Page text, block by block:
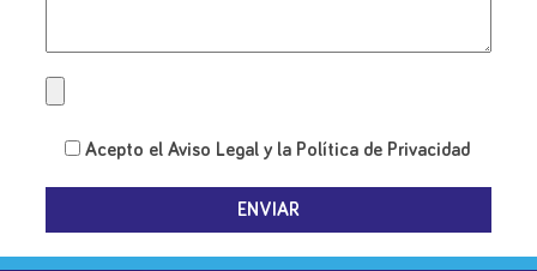
Acepto el Aviso Legal y la Política de Privacidad